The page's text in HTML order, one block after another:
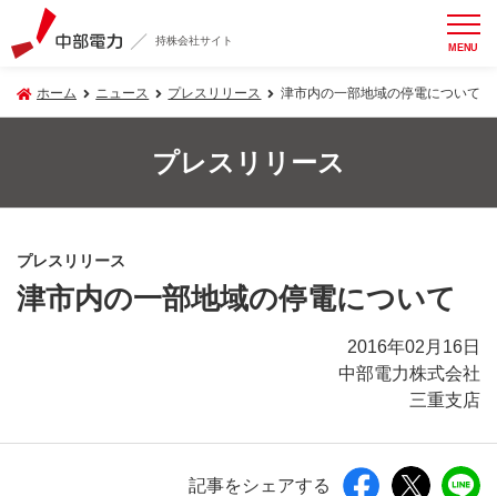
持株会社サイト MENU
ホーム ニュース プレスリリース 津市内の一部地域の停電について
プレスリリース
プレスリリース
津市内の一部地域の停電について
2016年02月16日
中部電力株式会社
三重支店
記事をシェアする